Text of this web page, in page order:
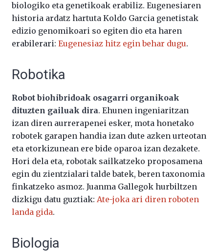
biologiko eta genetikoak erabiliz. Eugenesiaren
historia ardatz hartuta Koldo Garcia genetistak
edizio genomikoari so egiten dio eta haren
erabilerari: Eugenesiaz hitz egin behar dugu.
Robotika
Robot biohibridoak osagarri organikoak
dituzten gailuak dira. Ehunen ingeniaritzan
izan diren aurrerapenei esker, mota honetako
robotek garapen handia izan dute azken urteotan
eta etorkizunean ere bide oparoa izan dezakete.
Hori dela eta, robotak sailkatzeko proposamena
egin du zientzialari talde batek, beren taxonomia
finkatzeko asmoz. Juanma Gallegok hurbiltzen
dizkigu datu guztiak: Ate-joka ari diren roboten
landa gida.
Biologia